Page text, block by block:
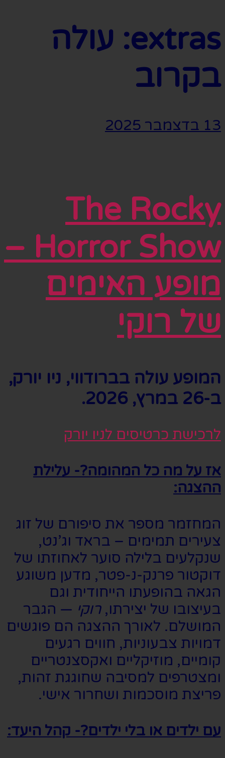
extras: עולה
בקרוב
13 בדצמבר 2025
The Rocky
Horror Show –
מופע האימים
של רוקי
המופע עולה בברודווי, ניו יורק,
ב-26 במרץ, 2026.
לרכישת כרטיסים לניו יורק
אז על מה כל המהומה?- עלילת
ההצגה:
המחזמר מספר את סיפורם של זוג
צעירים תמימים – בראד וג’נט,
שנקלעים בלילה סוער לאחוזתו של
דוקטור פרנק-נ-פטר, מדען משוגע
הגאה בהופעתו הייחודית וגם
בעיצובו של יצירתו,רוקי — הגבר
המושלם. לאורך ההצגה הם פוגשים
דמויות צבעוניות, חווים רגעים
קומיים, מוזיקליים ואקסצנטריים
ומצטרפים למסיבה שחוגגת זהות,
פריצת מוסכמות ושחרור אישי.
עם ילדים או בלי ילדים?- קהל היעד: